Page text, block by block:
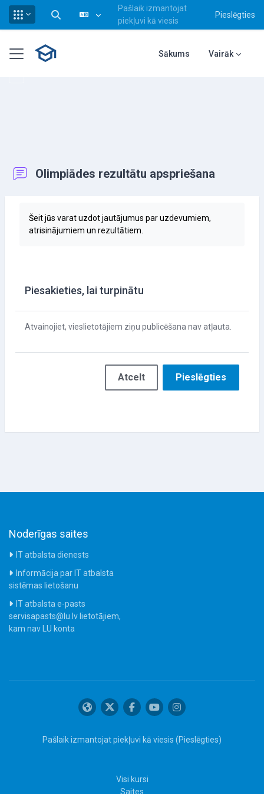
Pārslēgt meklēšanas ievadi
Pašlaik izmantojat
piekļuvi kā viesis
Pieslēgties
Sānu panelis Sākums Vairāk
Olimpiādes rezultātu apspriešana
Šeit jūs varat uzdot jautājumus par uzdevumiem,
atrisinājumiem un rezultātiem.
Piesakieties, lai turpinātu
Atvainojiet, vieslietotājiem ziņu publicēšana nav atļauta.
Atcelt Pieslēgties
Noderīgas saites
IT atbalsta dienests
Informācija par IT atbalsta
sistēmas lietošanu
IT atbalsta e-pasts
servisapasts@lu.lv lietotājiem,
kam nav LU konta
Pašlaik izmantojat piekļuvi kā viesis (Pieslēgties)
Visi kursi
Saites